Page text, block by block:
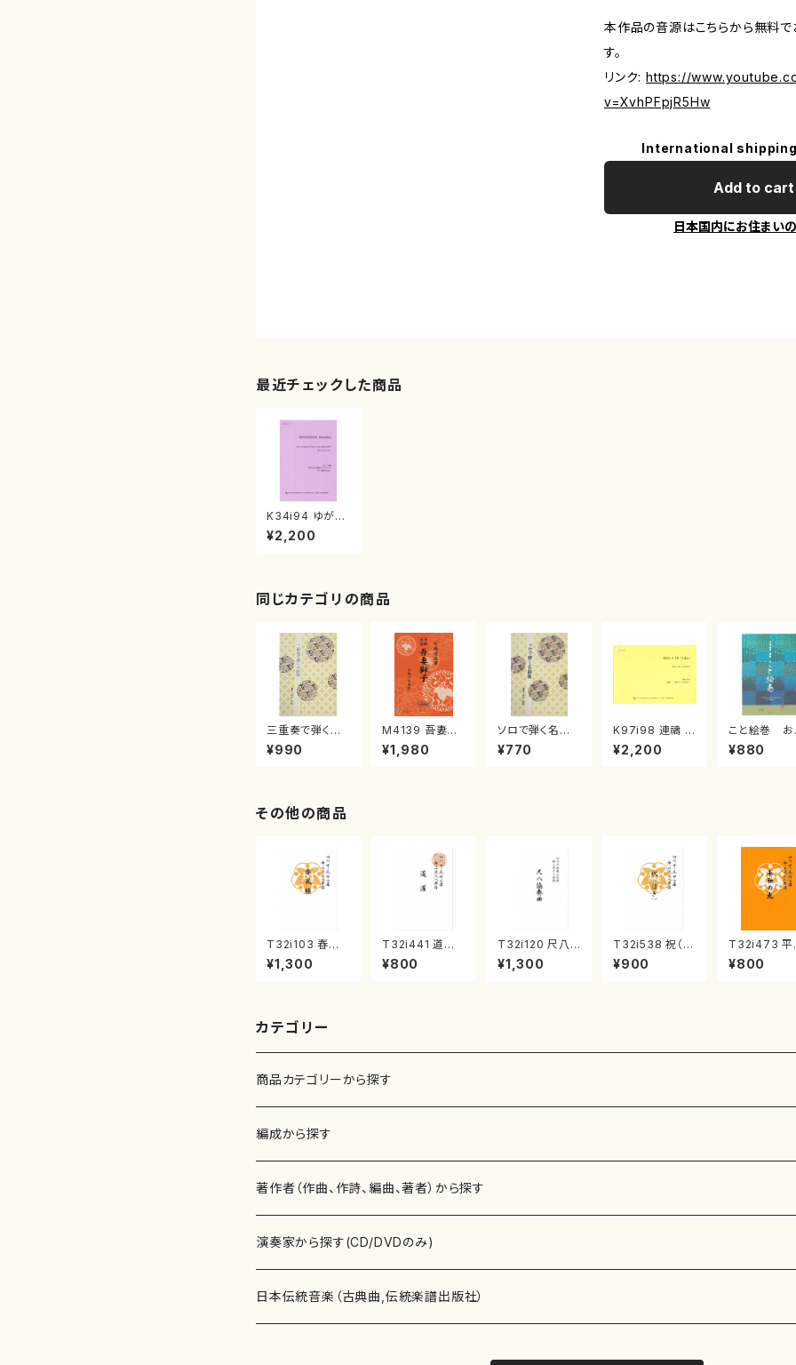
本作品の音源はこちらから無料で
す。
リンク: https://
v=XvhPFpjR5Hw
International
Add to cart
日本国内にお住まい
最近チェックした商品
K34i94 ゆがん
だ十字架のヴァ
リアント（ピアノ/
¥2,200
同じカテゴリの商品
三重奏で弾く名
曲集 クリスマ
スメドレー( 箏
¥990
M4139 吾妻獅
子《箏曲楽譜》
（箏/宮城道雄
¥1,980
ソロで弾く名曲
集 クリスマス・
イブ／恋人がサ
¥770
K97i98 連禱 :
2台ピアノのため
の（2 Pianos /
¥2,200
こと絵巻 お
戸日本橋
¥880
その他の商品
T32i103 春風
籟（尺八/初代 石
垣征山/尺八/都
¥1,300
T32i441 道灌
（尺八/宮城道雄/
楽譜）都山流公
¥800
T32i120 尺八
協奏曲（尺八/二
代 山本邦山/尺
¥1,300
T32i538 祝（ほ
ぎ）（尺八/二代
池田静山/楽譜）
¥900
T32i473 平
の光（尺八/久
玄智/楽譜）都
¥800
カテゴリー
商品カテゴリーから探す
楽譜
書籍
書籍
テキストブック
CD・DVD
チケット
編成から探す
邦楽器
箏・琴（ソロ）
箏・琴（合奏）
合唱
混声合唱
歌・声
著作者（作曲、作詩、編曲、著者）から探す
あ行
青木省三(アオキ ショウゾウ)
か行
演奏家から探す(CD/DVDのみ)
邦楽（箏、三味線、尺八等）演奏家
日本伝統音楽（古典曲,伝統楽譜出版社）